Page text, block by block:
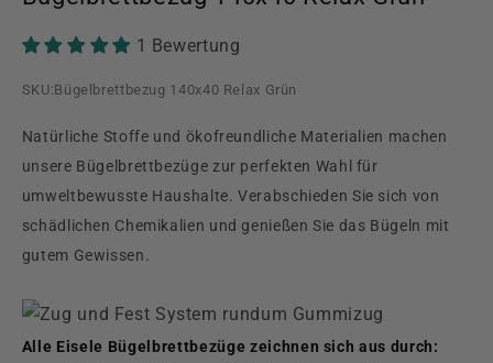
1 Bewertung
SKU:Bügelbrettbezug 140x40 Relax Grün
Natürliche Stoffe und ökofreundliche Materialien machen
unsere Bügelbrettbezüge zur perfekten Wahl für
umweltbewusste Haushalte. Verabschieden Sie sich von
schädlichen Chemikalien und genießen Sie das Bügeln mit
gutem Gewissen.
Alle Eisele Bügelbrettbezüge zeichnen sich aus durch: